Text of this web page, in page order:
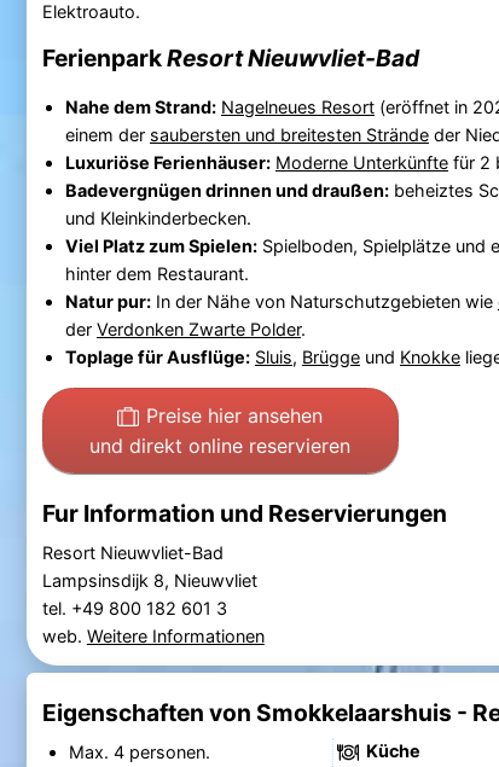
Elektroauto.
FerienparkResort Nieuwvliet-Bad
Nahe dem Strand: Nagelneues Resort(eröffnet in
einem der saubersten und breitesten Strändeder
Luxuriöse Ferienhäuser: Moderne Unterkünftefür 2
Badevergnügen drinnen und draußen:beheiztes
und Kleinkinderbecken.
Viel Platz zum Spielen:Spielboden, Spielplätze und
hinter dem Restaurant.
Natur pur:In der Nähe von Naturschutzgebieten wie
der Verdonken Zwarte Polder.
Toplage für Ausflüge: Sluis, Brüggeund Knokke
Preise hier ansehen
und direkt online reservieren
Fur Information und Reservierungen
Resort Nieuwvliet-Bad
Lampsinsdijk 8, Nieuwvliet
tel. +49 800 182 601 3
web. Weitere Informationen
Eigenschaften von Smokkelaarshuis -
Max. 4 personen.
Küche